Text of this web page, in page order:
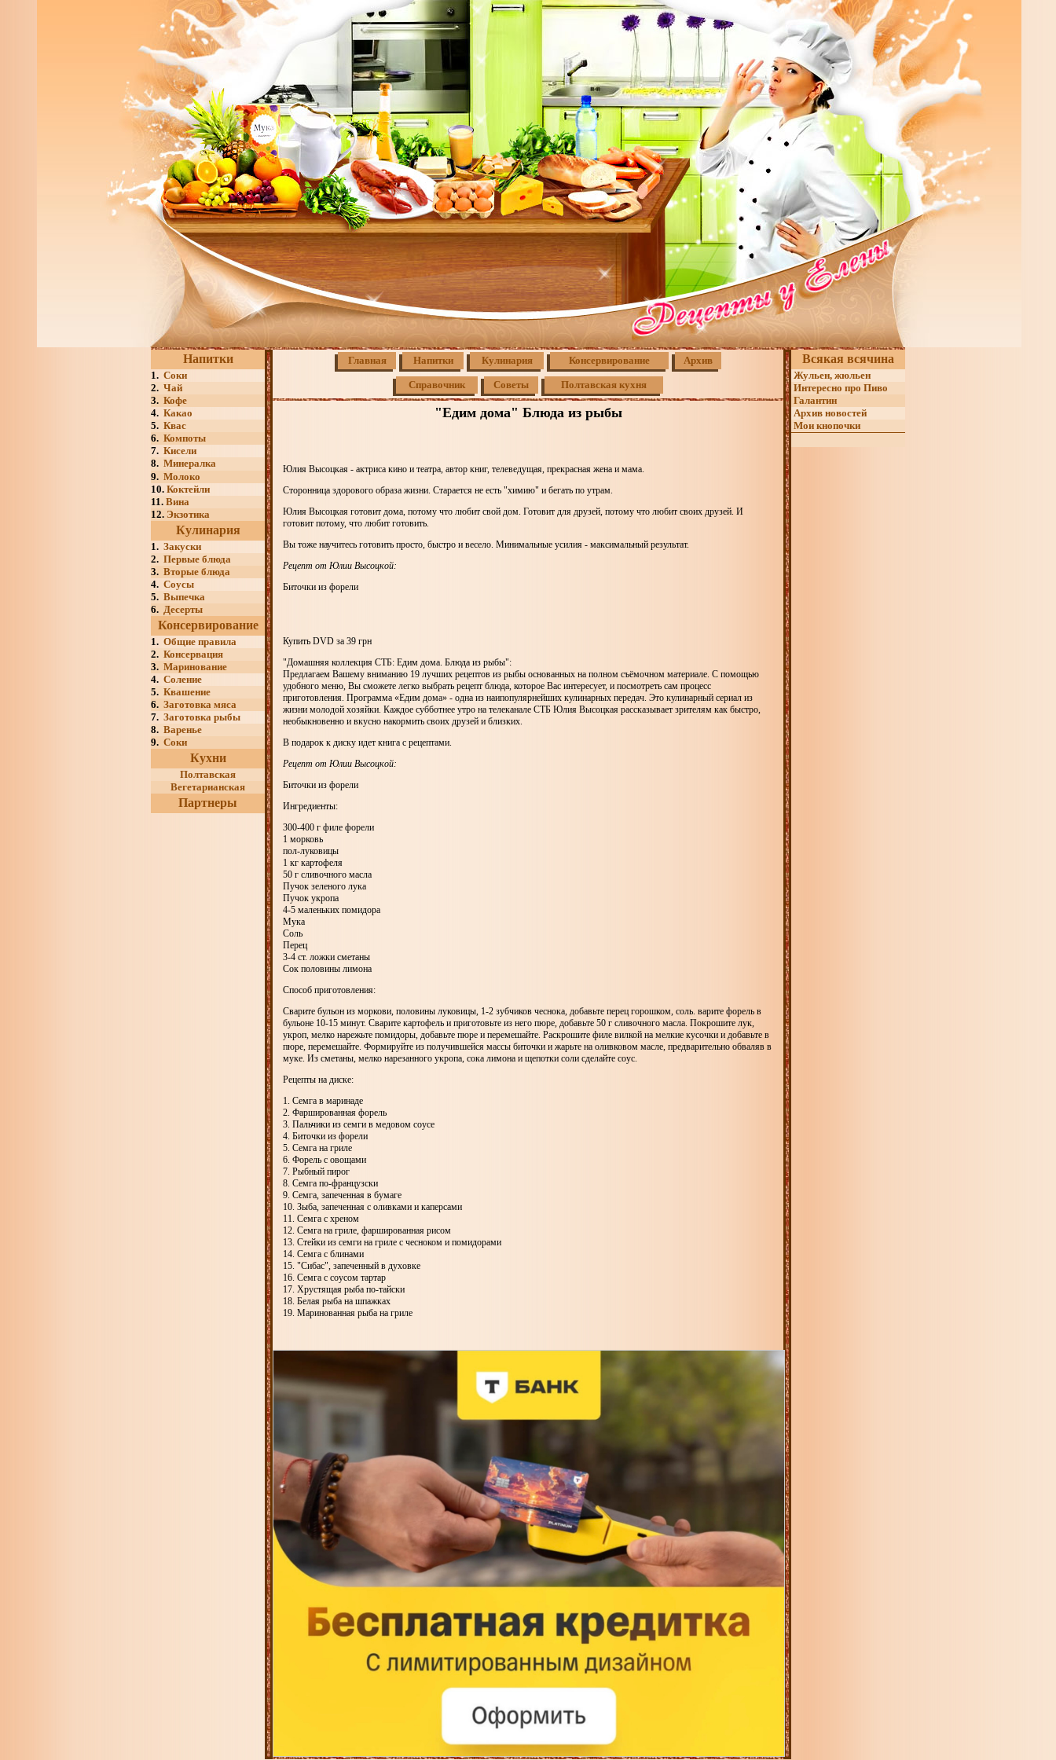
Напитки
1. Соки
2. Чай
3. Кофе
4. Какао
5. Квас
6. Компоты
7. Кисели
8. Минералка
9. Молоко
10. Коктейли
11. Вина
12. Экзотика
Кулинария
1. Закуски
2. Первые блюда
3. Вторые блюда
4. Соусы
5. Выпечка
6. Десерты
Консервирование
1. Общие правила
2. Консервация
3. Маринование
4. Соление
5. Квашение
6. Заготовка мяса
7. Заготовка рыбы
8. Варенье
9. Соки
Кухни
Полтавская
Вегетарианская
Партнеры
Главная Напитки Кулинария Консервирование Архив
Справочник Советы Полтавская кухня
"Едим дома" Блюда из рыбы
Юлия Высоцкая - актриса кино и театра, автор книг, телеведущая, прекрасная жена и мама.
Сторонница здорового образа жизни. Старается не есть "химию" и бегать по утрам.
Юлия Высоцкая готовит дома, потому что любит свой дом. Готовит для друзей, потому что любит своих друзей. И
готовит потому, что любит готовить.
Вы тоже научитесь готовить просто, быстро и весело. Минимальные усилия - максимальный результат.
Рецепт от Юлии Высоцкой:
Биточки из форели
Купить DVD за 39 грн
"Домашняя коллекция СТБ: Едим дома. Блюда из рыбы":
Предлагаем Вашему вниманию 19 лучших рецептов из рыбы основанных на полном съёмочном материале. С помощью
удобного меню, Вы сможете легко выбрать рецепт блюда, которое Вас интересует, и посмотреть сам процесс
приготовления. Программа «Едим дома» - одна из наипопулярнейших кулинарных передач. Это кулинарный сериал из
жизни молодой хозяйки. Каждое субботнее утро на телеканале СТБ Юлия Высоцкая рассказывает зрителям как быстро,
необыкновенно и вкусно накормить своих друзей и близких.
В подарок к диску идет книга с рецептами.
Рецепт от Юлии Высоцкой:
Биточки из форели
Ингредиенты:
300-400 г филе форели
1 морковь
пол-луковицы
1 кг картофеля
50 г сливочного масла
Пучок зеленого лука
Пучок укропа
4-5 маленьких помидора
Мука
Соль
Перец
3-4 ст. ложки сметаны
Сок половины лимона
Способ приготовления:
Сварите бульон из моркови, половины луковицы, 1-2 зубчиков чеснока, добавьте перец горошком, соль. варите форель в
бульоне 10-15 минут. Сварите картофель и приготовьте из него пюре, добавьте 50 г сливочного масла. Покрошите лук,
укроп, мелко нарежьте помидоры, добавьте пюре и перемешайте. Раскрошите филе вилкой на мелкие кусочки и добавьте в
пюре, перемешайте. Формируйте из получившейся массы биточки и жарьте на оливковом масле, предварительно обваляв в
муке. Из сметаны, мелко нарезанного укропа, сока лимона и щепотки соли сделайте соус.
Рецепты на диске:
1. Семга в маринаде
2. Фаршированная форель
3. Пальчики из семги в медовом соусе
4. Биточки из форели
5. Семга на гриле
6. Форель с овощами
7. Рыбный пирог
8. Семга по-французски
9. Семга, запеченная в бумаге
10. Зыба, запеченная с оливками и каперсами
11. Семга с хреном
12. Семга на гриле, фаршированная рисом
13. Стейки из семги на гриле с чесноком и помидорами
14. Семга с блинами
15. "Сибас", запеченный в духовке
16. Семга с соусом тартар
17. Хрустящая рыба по-тайски
18. Белая рыба на шпажках
19. Маринованная рыба на гриле
Всякая всячина
Жульен, жюльен
Интересно про Пиво
Галантин
Архив новостей
Мои кнопочки